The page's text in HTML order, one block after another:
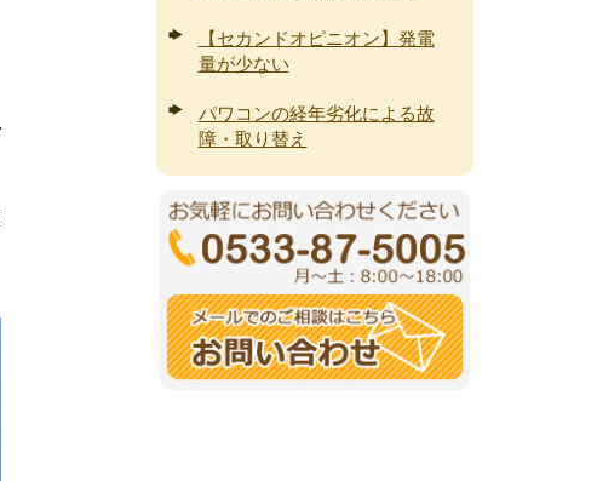
【セカンドオピニオン】発電
量が少ない
パワコンの経年劣化による故
障・取り替え